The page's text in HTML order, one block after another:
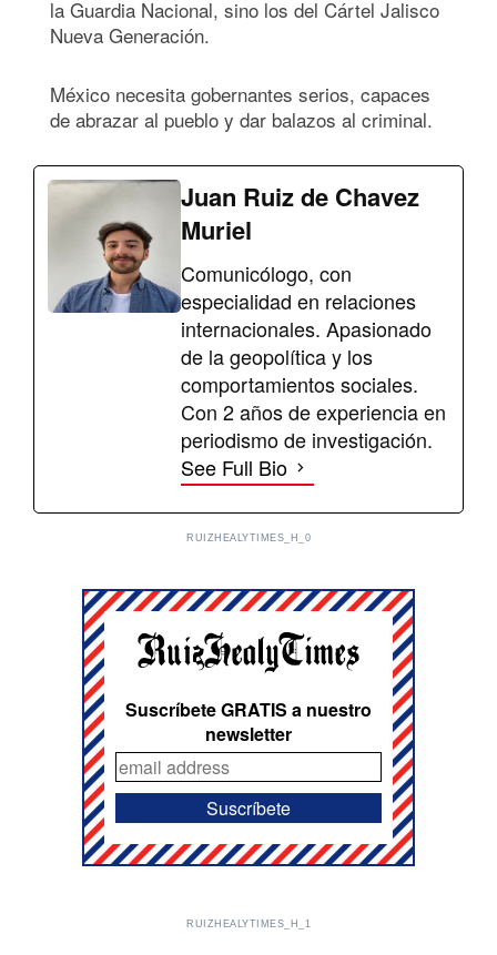
la Guardia Nacional, sino los del Cártel Jalisco
Nueva Generación.
México necesita gobernantes serios, capaces
de abrazar al pueblo y dar balazos al criminal.
Juan Ruiz de Chavez
Muriel
Comunicólogo, con
especialidad en relaciones
internacionales. Apasionado
de la geopolítica y los
comportamientos sociales.
Con 2 años de experiencia en
periodismo de investigación.
See Full Bio
RUIZHEALYTIMES_H_0
Suscríbete GRATIS a nuestro
newsletter
RUIZHEALYTIMES_H_1